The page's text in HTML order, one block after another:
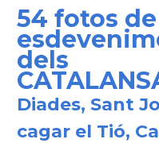
54 fotos
dels
Diades, Sant
cagar el Tió,